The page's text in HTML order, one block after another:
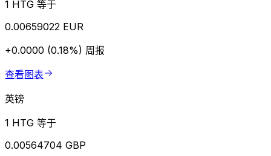
1 HTG 等于
0.00659022 EUR
+0.0000 (0.18%) 周报
查看图表
英镑
1 HTG 等于
0.00564704 GBP